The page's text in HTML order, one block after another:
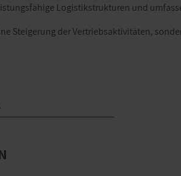
Logistikstrukturen und
Steigerung der Vertriebsaktivitäten,